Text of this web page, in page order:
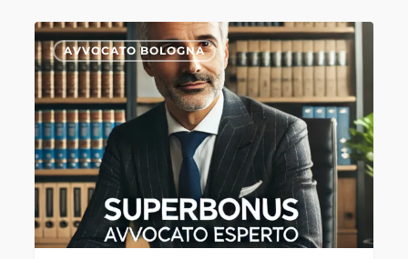
Superbonus,
imprese
inadempienti
e
crediti
fittizi:
completa
AVVOCATO BOLOGNA
0